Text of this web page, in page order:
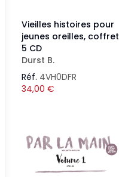
Vieilles histoires pour
jeunes oreilles, coffret
5 CD
Durst B.
Réf. 4VH0DFR
34,00 €